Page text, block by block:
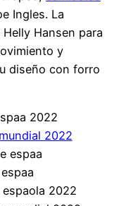
Ingles. La
Hansen para
y
diseño con forro